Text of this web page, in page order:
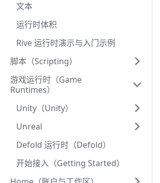
文本
运行时体积
Rive 运行时演示与入门示例
脚本（Scripting）
游戏运行时（Game
Runtimes）
Unity（Unity）
Unreal
Defold 运行时（Defold）
开始接入（Getting Started）